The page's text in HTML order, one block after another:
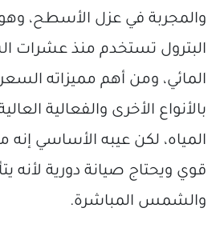
والمجربة في عزل الأسطح،
البترول تستخدم منذ عشرات
المائي، ومن أهم مميزاته
بالأنواع الأخرى والفعالية
المياه، لكن عيبه الأساسي إنه
قوي ويحتاج صيانة دورية لأنه
والشمس المباشرة.